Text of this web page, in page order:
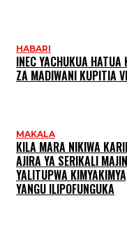
HABARI
INEC YACHUKUA HATUA
ZA MADIWANI KUPITIA
MAKALA
KILA MARA NIKIWA
AJIRA YA SERIKALI
YALITUPWA
YANGU ILIPOFUNGUKA